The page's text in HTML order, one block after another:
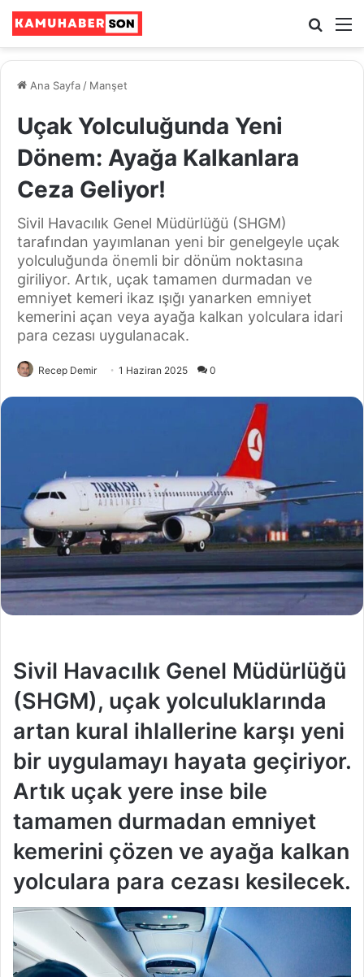
Ara
Ana Sayfa / Manşet
Uçak Yolculuğunda Yeni
Dönem: Ayağa Kalkanlara
Ceza Geliyor!
Sivil Havacılık Genel Müdürlüğü (SHGM)
tarafından yayımlanan yeni bir genelgeyle uçak
yolculuğunda önemli bir dönüm noktasına
giriliyor. Artık, uçak tamamen durmadan ve
emniyet kemeri ikaz ışığı yanarken emniyet
kemerini açan veya ayağa kalkan yolculara idari
para cezası uygulanacak.
Recep Demir 1 Haziran 2025 0
Sivil Havacılık Genel Müdürlüğü
(SHGM), uçak yolculuklarında
artan kural ihlallerine karşı yeni
bir uygulamayı hayata geçiriyor.
Artık uçak yere inse bile
tamamen durmadan emniyet
kemerini çözen ve ayağa kalkan
yolculara para cezası kesilecek.